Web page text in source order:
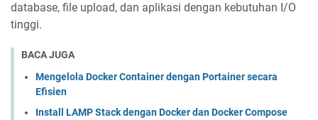
database, file upload, dan aplikasi dengan kebutuhan I/O
tinggi.
BACA JUGA
Mengelola Docker Container dengan Portainer secara
Efisien
Install LAMP Stack dengan Docker dan Docker Compose